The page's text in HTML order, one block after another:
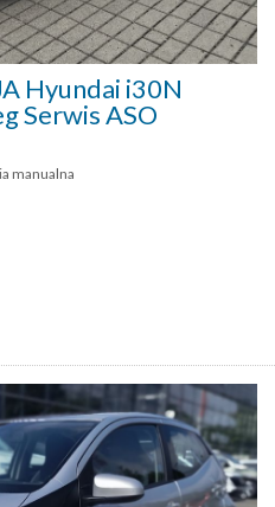
Hyundai i30N
Serwis ASO
manualna